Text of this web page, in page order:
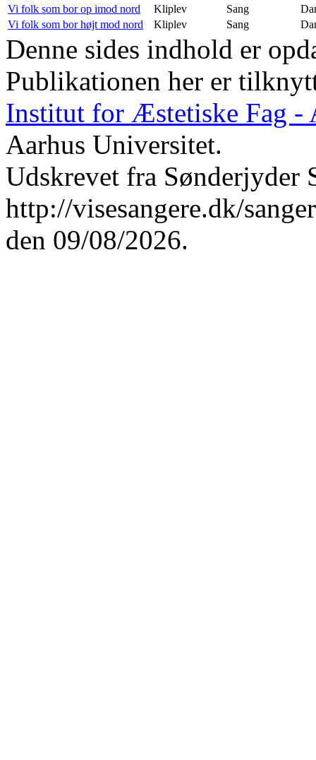
Vi folk som bor op imod nord
Kliplev Sang
Vi folk som bor højt mod nord
Kliplev Sang
Denne sides indhold er
Publikationen her er
Institut for Æstetiske Fag -
Aarhus Universitet.
Udskrevet fra Sønderjyder
http://visesangere.dk/
den 09/08/2026.